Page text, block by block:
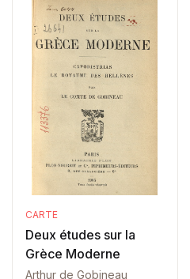
CARTE
Deux études sur la
Grèce Moderne
Arthur de Gobineau